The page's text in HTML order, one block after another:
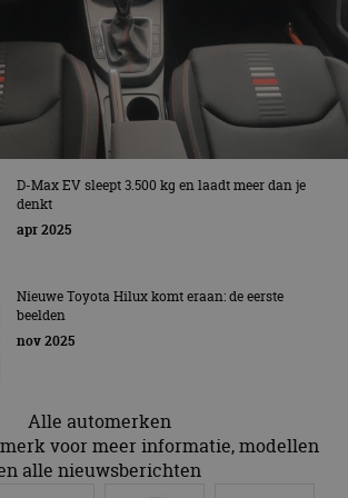
D-Max EV sleept 3.500 kg en laadt meer dan je
denkt
apr 2025
Nieuwe Toyota Hilux komt eraan: de eerste
beelden
nov 2025
Alle automerken
voor meer informatie, modellen
alle nieuwsberichten
Inc.
.autorai.nl
vertrouwd
te
adres van
te
website
het
autorai.nl
dagen
Google Privacy Policy